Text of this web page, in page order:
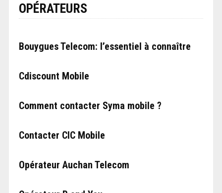
OPÉRATEURS
Bouygues Telecom: l’essentiel à connaître
Cdiscount Mobile
Comment contacter Syma mobile ?
Contacter CIC Mobile
Opérateur Auchan Telecom